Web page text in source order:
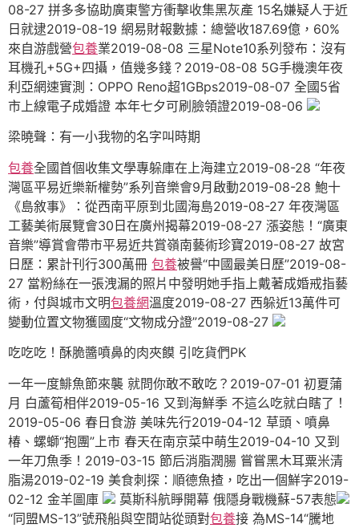
08-27 拼多多協助廣東警方衝擊收集黑灰產 15名嫌疑人于近
日就逮2019-08-19 網易財報數據：總營收187.69億，60%
來自游戲營包養業2019-08-08 三星Note10系列發布：沒有
耳機孔+5G+四攝，值幾多錢？2019-08-08 5G手機澳年夜
利亞網速實測：OPPO Reno超1GBps2019-08-07 全國5省
市上線電子成婚證 本年七夕可刷臉領證2019-08-06
梁曉聲：有一小我物的名字叫時期
包養全國首個收集文學專躲庫在上海建立2019-08-28 “年夜
灣區平易近樂新權勢”系列音樂會9月啟動2019-08-28 鮑十
《島敘事》：從西南平原到北國海島2019-08-27 年夜灣區
工藝美術展覽會30日在廣州揭幕2019-08-27 漲姿態！“廣東
音樂”導賞會帶市平易近共賞嶺南藝術珍寶2019-08-27 故宮
日歷：累計刊行300萬冊 包養被譽“中國最美日歷”2019-08-
27 當粉絲在一張洩漏的照片中發明她手指上戴著成婚戒指藝
術，付與城市文明包養網溫度2019-08-27 西躲近13萬件可
變動位置文物獲國度“文物成分證”2019-08-27
吃吃吃！酥脆醬噴鼻的肉夾饃 引吃貨們PK
一年一度鯡魚節來襲 就問你敢不敢吃？2019-07-01 初夏蒲
月 白蘆筍相伴2019-05-16 又到海鮮季 不這么吃就白瞎了！
2019-05-06 春日食游 美味先行2019-04-12 草頭、噴鼻
椿、螺螄“抱團”上市 春天在南京菜中萌生2019-04-10 又到
一年刀魚季！2019-03-15 節后消脂潤腸 嘗嘗黑木耳粟米清
脂湯2019-02-19 美食刺探：順德魚揸，吃出一個鮮字2019-
02-12 金羊圖庫
莫斯科航睜開幕 俄隱身戰機蘇-57表態
“同盟MS-13”號飛船與空間站從頭對包養接 為MS-14“騰地